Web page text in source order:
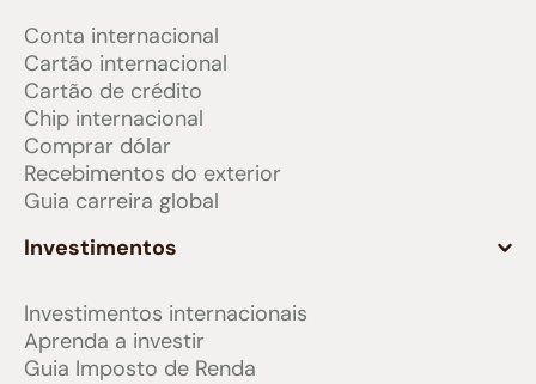
Conta internacional
Cartão internacional
Cartão de crédito
Chip internacional
Comprar dólar
Recebimentos do exterior
Guia carreira global
Investimentos
Investimentos internacionais
Aprenda a investir
Guia Imposto de Renda